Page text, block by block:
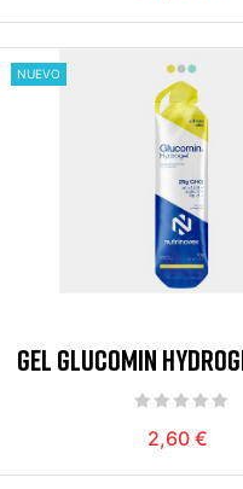
NUEVO
GEL GLUCOMIN
25G CHO 70MG
2,60 €